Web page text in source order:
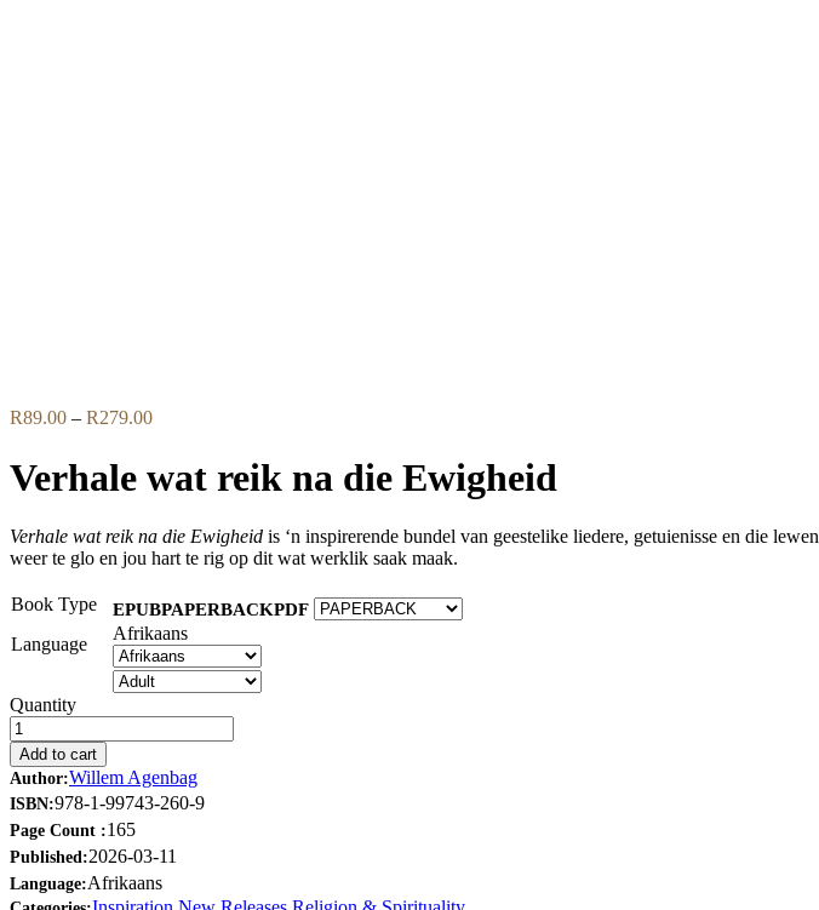
R89.00 – R279.00Price
through
Verhale wat reik na die Ewigheid
Verhale wat reik na die Ewigheid is ‘n inspirerende bundel van geestelike liedere, getuienisse en die
weer te glo en jou hart te rig op dit wat werklik saak maak.
Book Type EPUBPAPERBACKPDF
Language
Afrikaans
Quantity
Add to cart
Author:Willem Agenbag
ISBN:978-1-99743-260-9
Page Count :165
Published:2026-03-11
Language:Afrikaans